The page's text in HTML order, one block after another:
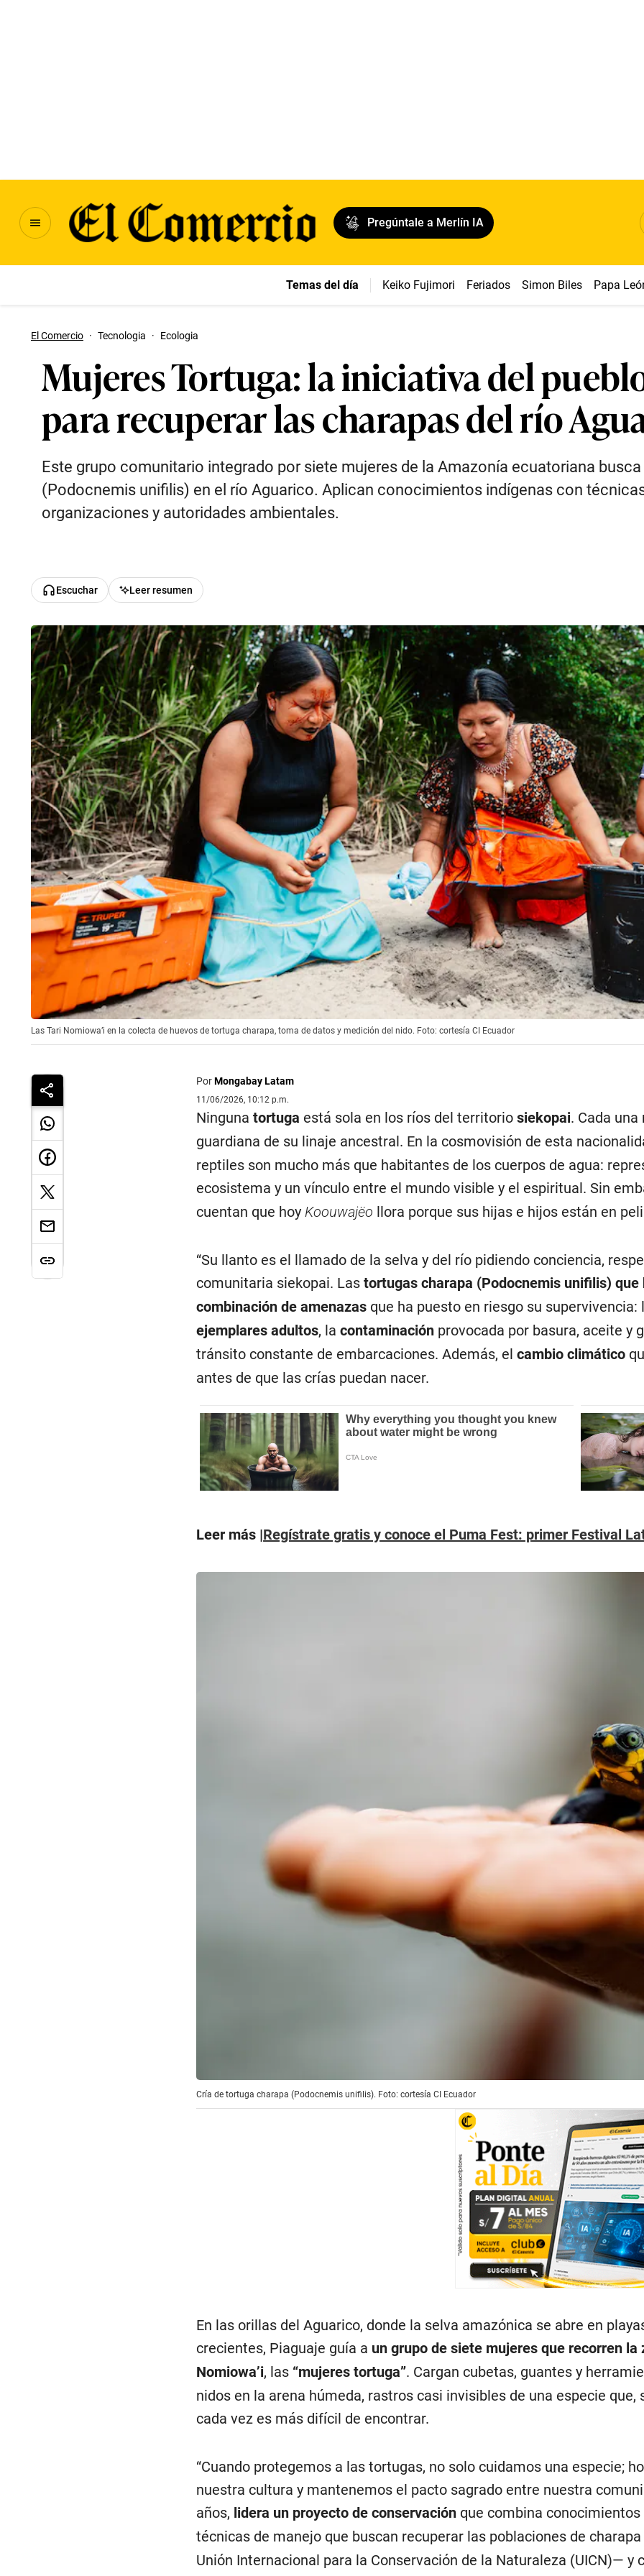
Pregúntale a Merlín IA
Temas del día Keiko Fujimori Feriados Simon Biles Papa
El Comercio · Tecnologia · Ecologia
Mujeres Tortuga: la iniciativa del
para recuperar las charapas del río
Este grupo comunitario integrado por siete mujeres de la Amazonía ecuatoriana
(Podocnemis unifilis) en el río Aguarico. Aplican conocimientos indígenas con
organizaciones y autoridades ambientales.
Escuchar Leer resumen
Las Tari Nomiowa’i en la colecta de huevos de tortuga charapa, toma de datos y medición del nido. Foto: cortesía CI Ecuador
PorMongabay Latam
11/06/2026, 10:12 p.m.
Ningunatortuga está sola en los ríos del territoriosiekopai. Cada
guardiana de su linaje ancestral. En la cosmovisión de esta
reptiles son mucho más que habitantes de los cuerpos de agua:
ecosistema y un vínculo entre el mundo visible y el espiritual. Sin
cuentan que hoy Koouwajëo llora porque sus hijas e hijos están en
“Su llanto es el llamado de la selva y del río pidiendo conciencia,
comunitaria siekopai. Lastortugas charapa (Podocnemis unifilis) que
combinación de amenazas que ha puesto en riesgo su
ejemplares adultos, lacontaminación provocada por basura, aceite y
tránsito constante de embarcaciones. Además, elcambio climático
antes de que las crías puedan nacer.
Leer más |Regístrate gratis y conoce el Puma Fest: primer Festival
Cría de tortuga charapa (Podocnemis unifilis). Foto: cortesía CI Ecuador
En las orillas del Aguarico, donde la selva amazónica se abre en
crecientes, Piaguaje guía a un grupo de siete mujeres que recorren
Nomiowa’i, las “mujeres tortuga”. Cargan cubetas, guantes y
nidos en la arena húmeda, rastros casi invisibles de una especie
cada vez es más difícil de encontrar.
“Cuando protegemos a las tortugas, no solo cuidamos una especie;
nuestra cultura y mantenemos el pacto sagrado entre nuestra
años, lidera un proyecto de conservación que combina
técnicas de manejo que buscan recuperar las poblaciones de
Unión Internacional para la Conservación de la Naturaleza (UICN)—